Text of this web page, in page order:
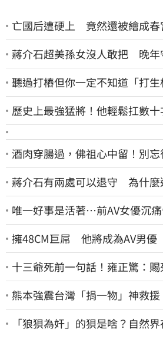
亡國后遭硬上 竟然還被繪成春
蔣介石超美孫女沒人敢把 晚年
聽過打樁但你一定不知道「打生
歷史上最強猛將！他輕鬆扛數十
酒肉穿腸過，佛祖心中留！別忘
蔣介石有兩處可以退守 為什麼
唯一好事是活著…前AV女優沉
擁48CM巨屌 他將成為AV男優
十三爺死前一句話！雍正驚：賜
熊本強震台灣「捐一物」神救
喊：給台灣統治算了
「狼狽為奸」的狽是啥？自然